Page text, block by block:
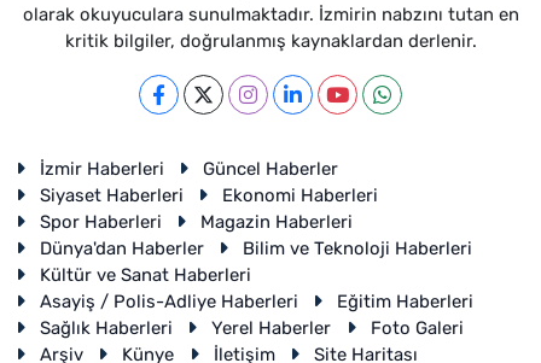
olarak okuyuculara sunulmaktadır. İzmirin nabzını tutan en
kritik bilgiler, doğrulanmış kaynaklardan derlenir.
İzmir Haberleri
Güncel Haberler
Siyaset Haberleri
Ekonomi Haberleri
Spor Haberleri
Magazin Haberleri
Dünya'dan Haberler
Bilim ve Teknoloji Haberleri
Kültür ve Sanat Haberleri
Asayiş / Polis-Adliye Haberleri
Eğitim Haberleri
Sağlık Haberleri
Yerel Haberler
Foto Galeri
Arşiv
Künye İletişim Site Haritası